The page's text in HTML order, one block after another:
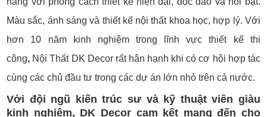
Màu sắc, ánh sáng và thiết kế nội thất khoa học, hợp lý. Với
hơn 10 năm kinh nghiệm trong lĩnh vực thiết kế thi
công, Nội Thất DK Decor rất hân hạnh khi có cơ hội hợp tác
cùng các chủ đầu tư trong các dự án lớn nhỏ trên cả nước.
Với đội ngũ kiến trúc sư và kỹ thuật viên giàu
kinh nghiệm, DK Decor cam kết mang đến cho